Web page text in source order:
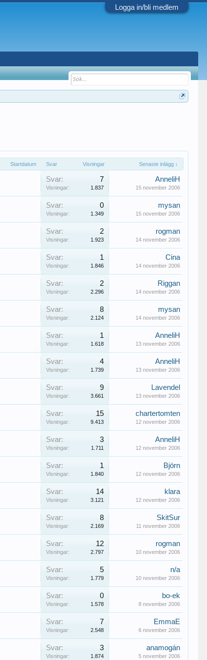
Logga in/bli medlem
Startdatum Svar Visningar Senaste inlägg ↓
Svar: 7
Visningar: 1.837
AnneliH
15 november 2006
Svar: 0
Visningar: 1.349
mysan
15 november 2006
Svar: 2
Visningar: 1.923
rogman
14 november 2006
Svar: 1
Visningar: 1.846
Cina
14 november 2006
Svar: 2
Visningar: 2.296
Riggan
14 november 2006
Svar: 8
Visningar: 2.124
mysan
14 november 2006
Svar: 1
Visningar: 1.618
AnneliH
13 november 2006
Svar: 4
Visningar: 1.739
AnneliH
13 november 2006
Svar: 9
Visningar: 3.661
Lavendel
13 november 2006
Svar: 15
Visningar: 9.413
chartertomten
12 november 2006
Svar: 3
Visningar: 1.711
AnneliH
12 november 2006
Svar: 1
Visningar: 1.840
Björn
12 november 2006
Svar: 14
Visningar: 3.121
klara
12 november 2006
Svar: 8
Visningar: 2.169
SkitSur
11 november 2006
Svar: 12
Visningar: 2.797
rogman
10 november 2006
Svar: 5
Visningar: 1.779
n/a
10 november 2006
Svar: 0
Visningar: 1.578
bo-ek
8 november 2006
Svar: 7
Visningar: 2.548
EmmaE
6 november 2006
Svar: 3
Visningar: 1.874
anamogán
5 november 2006